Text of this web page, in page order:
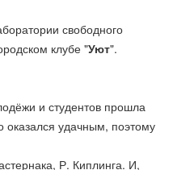
свободного
клубе "Уют".
и студентов прошла
удачным, поэтому
Р. Киплинга. И,